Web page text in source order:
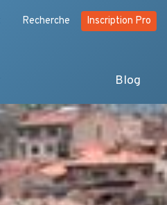
Recherche Inscription Pro
Blog